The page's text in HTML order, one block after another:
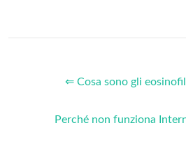
⇐ Cosa sono gli
Perché non funziona